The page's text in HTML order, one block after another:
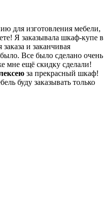
для изготовления мебели,
Я заказывала шкаф-купе в
и заканчивая
Все было сделано очень
мне ещё скидку сделали!
за прекрасный шкаф!
буду заказывать только